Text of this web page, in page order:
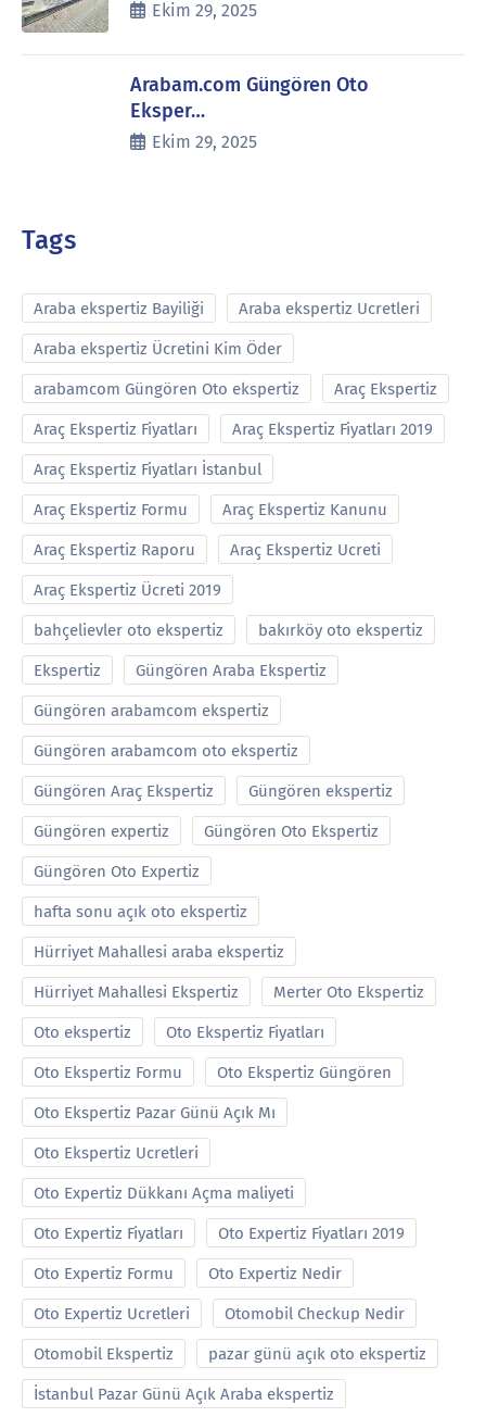
Ekim 29, 2025
Arabam.com Güngören Oto
Eksper…
Ekim 29, 2025
Tags
Araba ekspertiz Bayiliği Araba ekspertiz Ucretleri
Araba ekspertiz Ücretini Kim Öder
arabamcom Güngören Oto ekspertiz Araç Ekspertiz
Araç Ekspertiz Fiyatları Araç Ekspertiz Fiyatları 2019
Araç Ekspertiz Fiyatları İstanbul
Araç Ekspertiz Formu Araç Ekspertiz Kanunu
Araç Ekspertiz Raporu Araç Ekspertiz Ucreti
Araç Ekspertiz Ücreti 2019
bahçelievler oto ekspertiz bakırköy oto ekspertiz
Ekspertiz Güngören Araba Ekspertiz
Güngören arabamcom ekspertiz
Güngören arabamcom oto ekspertiz
Güngören Araç Ekspertiz Güngören ekspertiz
Güngören expertiz Güngören Oto Ekspertiz
Güngören Oto Expertiz
hafta sonu açık oto ekspertiz
Hürriyet Mahallesi araba ekspertiz
Hürriyet Mahallesi Ekspertiz Merter Oto Ekspertiz
Oto ekspertiz Oto Ekspertiz Fiyatları
Oto Ekspertiz Formu Oto Ekspertiz Güngören
Oto Ekspertiz Pazar Günü Açık Mı
Oto Ekspertiz Ucretleri
Oto Expertiz Dükkanı Açma maliyeti
Oto Expertiz Fiyatları Oto Expertiz Fiyatları 2019
Oto Expertiz Formu Oto Expertiz Nedir
Oto Expertiz Ucretleri Otomobil Checkup Nedir
Otomobil Ekspertiz pazar günü açık oto ekspertiz
İstanbul Pazar Günü Açık Araba ekspertiz